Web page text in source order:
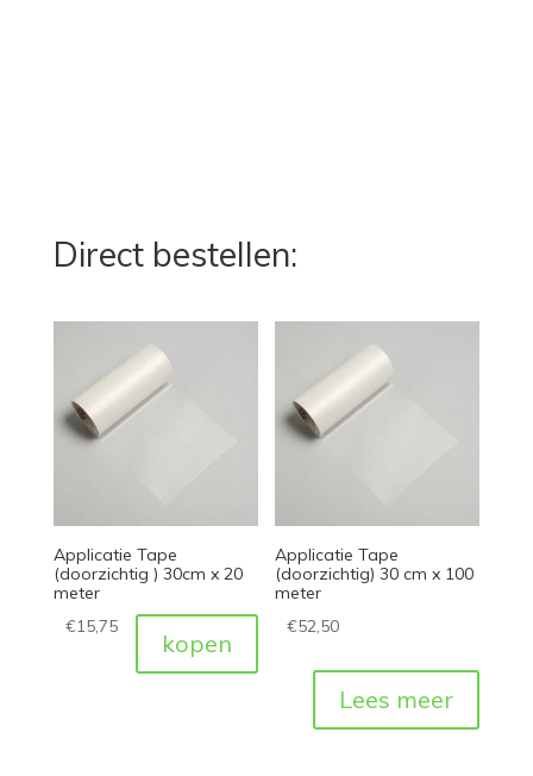
Direct bestellen:
Applicatie Tape
(doorzichtig ) 30cm x 20
meter
€15,75
kopen
Applicatie Tape
(doorzichtig) 30 cm x 100
meter
€52,50
Lees meer